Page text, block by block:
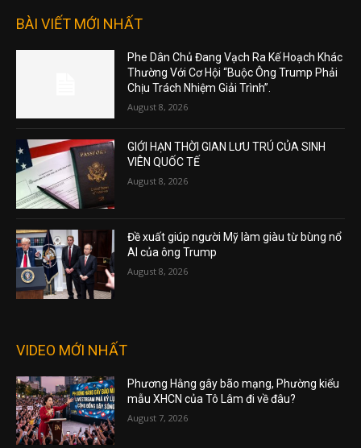
BÀI VIẾT MỚI NHẤT
Phe Dân Chủ Đang Vạch Ra Kế Hoạch Khác
Thường Với Cơ Hội “Buộc Ông Trump Phải
Chịu Trách Nhiệm Giải Trình”.
August 8, 2026
GIỚI HẠN THỜI GIAN LƯU TRÚ CỦA SINH
VIÊN QUỐC TẾ
August 8, 2026
Đề xuất giúp người Mỹ làm giàu từ bùng nổ
AI của ông Trump
August 8, 2026
VIDEO MỚI NHẤT
Phương Hằng gây bão mạng, Phường kiểu
mẫu XHCN của Tô Lâm đi về đâu?
August 7, 2026